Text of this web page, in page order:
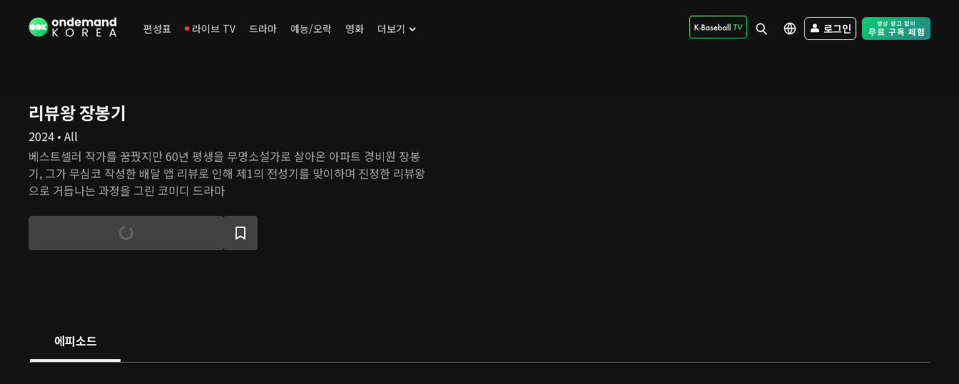
편성표 라이브 TV 드라마 예능/오락 영화 더보기 로그인 Free Trial -
리뷰왕 장봉기
2024 • All
베스트셀러 작가를 꿈꿨지만 60년 평생을 무명소설가로 살아온 아파트 경비원 장봉
기, 그가 무심코 작성한 배달 앱 리뷰로 인해 제1의 전성기를 맞이하며 진정한 리뷰왕
으로 거듭나는 과정을 그린 코미디 드라마
에피소드